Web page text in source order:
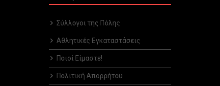
Σύλλογοι της Πόλης
Αθλητικές Εγκαταστάσεις
Ποιοί Είμαστε!
Πολιτική Απορρήτου